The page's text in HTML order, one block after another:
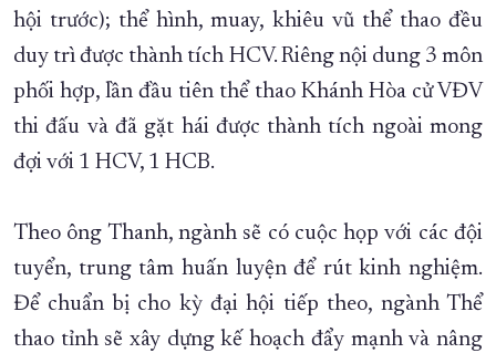
hội trước); thể hình, muay, khiêu vũ thể thao đều
duy trì được thành tích HCV. Riêng nội dung 3 môn
phối hợp, lần đầu tiên thể thao Khánh Hòa cử VĐV
thi đấu và đã gặt hái được thành tích ngoài mong
đợi với 1 HCV, 1 HCB.
Theo ông Thanh, ngành sẽ có cuộc họp với các đội
tuyển, trung tâm huấn luyện để rút kinh nghiệm.
Để chuẩn bị cho kỳ đại hội tiếp theo, ngành Thể
thao tỉnh sẽ xây dựng kế hoạch đẩy mạnh và nâng